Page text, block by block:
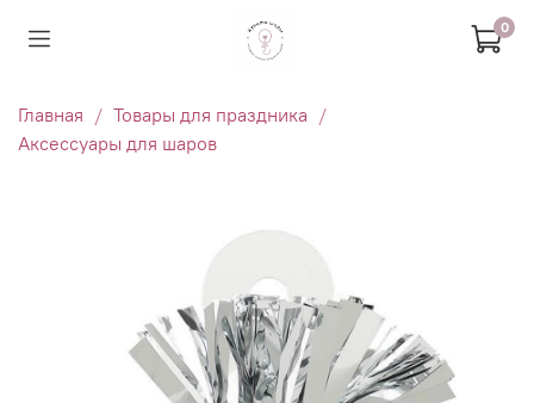
0
Главная
Товары для праздника
Аксессуары для шаров